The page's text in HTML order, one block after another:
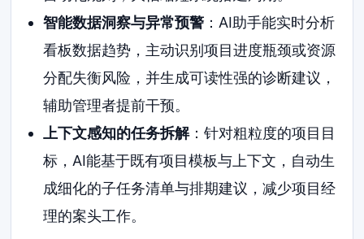
智能数据洞察与异常预警：AI助手能实时分析
看板数据趋势，主动识别项目进度瓶颈或资源
分配失衡风险，并生成可读性强的诊断建议，
辅助管理者提前干预。
上下文感知的任务拆解：针对粗粒度的项目目
标，AI能基于既有项目模板与上下文，自动生
成细化的子任务清单与排期建议，减少项目经
理的案头工作。